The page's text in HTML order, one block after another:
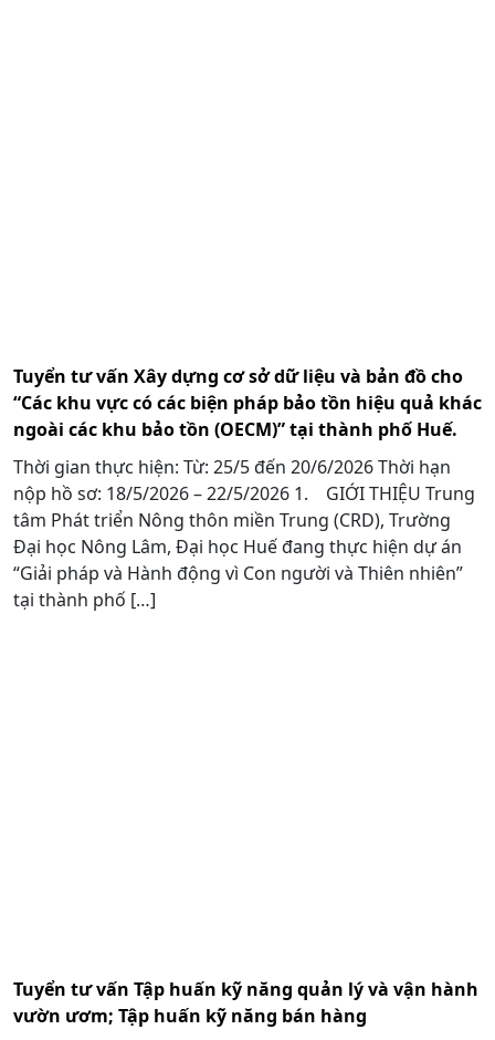
Tuyển tư vấn Xây dựng cơ sở dữ liệu và bản đồ cho
“Các khu vực có các biện pháp bảo tồn hiệu quả khác
ngoài các khu bảo tồn (OECM)” tại thành phố Huế.
Thời gian thực hiện: Từ: 25/5 đến 20/6/2026 Thời hạn
nộp hồ sơ: 18/5/2026 – 22/5/2026 1. GIỚI THIỆU Trung
tâm Phát triển Nông thôn miền Trung (CRD), Trường
Đại học Nông Lâm, Đại học Huế đang thực hiện dự án
“Giải pháp và Hành động vì Con người và Thiên nhiên”
tại thành phố […]
Tuyển tư vấn Tập huấn kỹ năng quản lý và vận hành
vườn ươm; Tập huấn kỹ năng bán hàng